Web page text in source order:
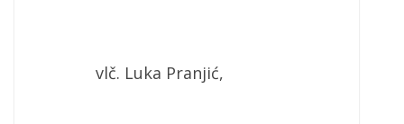
vlč. Luka Pranjić,